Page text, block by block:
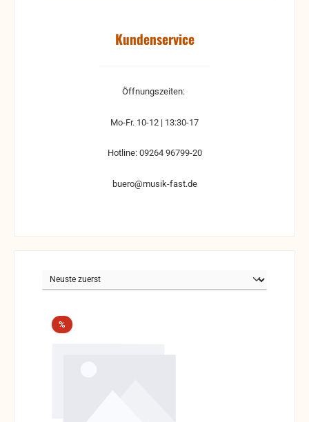
Kundenservice
Öffnungszeiten:
Mo-Fr. 10-12 | 13:30-17
Hotline: 09264 96799-20
buero@musik-fast.de
%Rabatt